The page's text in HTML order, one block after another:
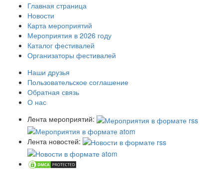
Главная страница
Новости
Карта мероприятий
Мероприятия в 2026 году
Каталог фестивалей
Организаторы фестивалей
Наши друзья
Пользовательское соглашение
Обратная связь
О нас
Лента мероприятий:
Лента новостей: